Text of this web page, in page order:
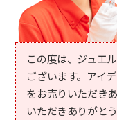
この度は、ジュエ
ございます。アイ
をお売りいただき
いただきありがと